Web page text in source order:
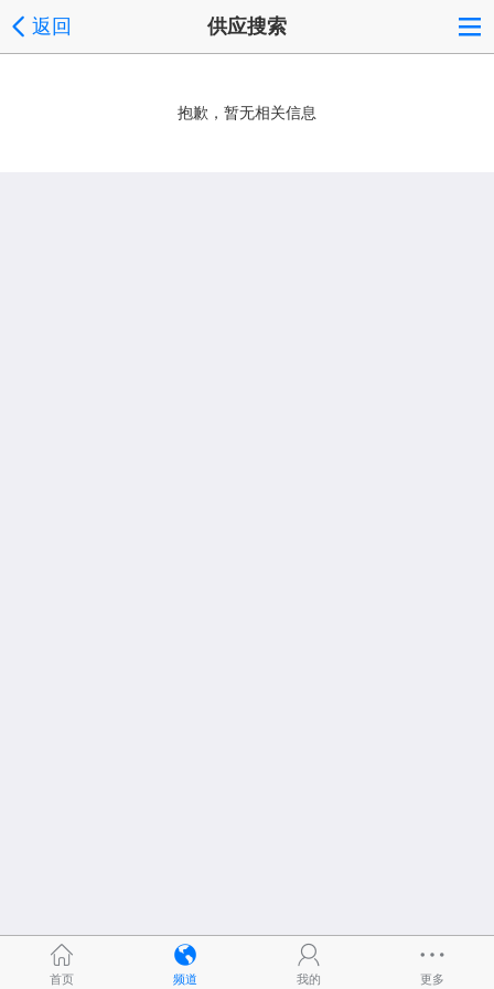
返回 供应搜索
抱歉，暂无相关信息
首页 频道 我的 更多